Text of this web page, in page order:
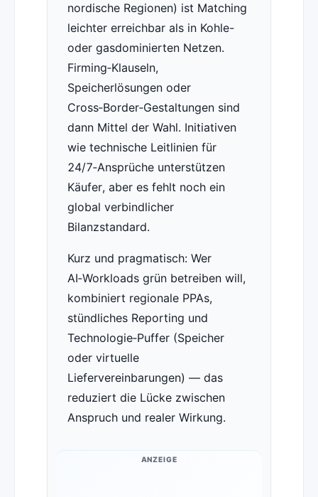
nordische Regionen) ist Matching
leichter erreichbar als in Kohle-
oder gasdominierten Netzen.
Firming‑Klauseln,
Speicherlösungen oder
Cross‑Border‑Gestaltungen sind
dann Mittel der Wahl. Initiativen
wie technische Leitlinien für
24/7‑Ansprüche unterstützen
Käufer, aber es fehlt noch ein
global verbindlicher
Bilanzstandard.
Kurz und pragmatisch: Wer
AI‑Workloads grün betreiben will,
kombiniert regionale PPAs,
stündliches Reporting und
Technologie‑Puffer (Speicher
oder virtuelle
Liefervereinbarungen) — das
reduziert die Lücke zwischen
Anspruch und realer Wirkung.
ANZEIGE